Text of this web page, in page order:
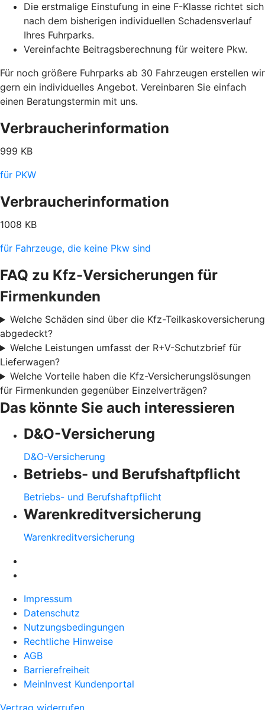
Die erstmalige Einstufung in eine F-Klasse richtet sich
nach dem bisherigen individuellen Schadensverlauf
Ihres Fuhrparks.
Vereinfachte Beitragsberechnung für weitere Pkw.
Für noch größere Fuhrparks ab 30 Fahrzeugen erstellen wir
gern ein individuelles Angebot. Vereinbaren Sie einfach
einen Beratungstermin mit uns.
Verbraucherinformation
999 KB
für PKW
Verbraucherinformation
1008 KB
für Fahrzeuge, die keine Pkw sind
FAQ zu Kfz-Versicherungen für
Firmenkunden
Welche Schäden sind über die Kfz-Teilkaskoversicherung
abgedeckt?
Welche Leistungen umfasst der R+V-Schutzbrief für
Lieferwagen?
Welche Vorteile haben die Kfz-Versicherungslösungen
für Firmenkunden gegenüber Einzelverträgen?
Das könnte Sie auch interessieren
D&O-Versicherung
D&O-Versicherung
Betriebs- und Berufshaftpflicht
Betriebs- und Berufshaftpflicht
Warenkreditversicherung
Warenkreditversicherung
Impressum
Datenschutz
Nutzungsbedingungen
Rechtliche Hinweise
AGB
Barrierefreiheit
MeinInvest Kundenportal